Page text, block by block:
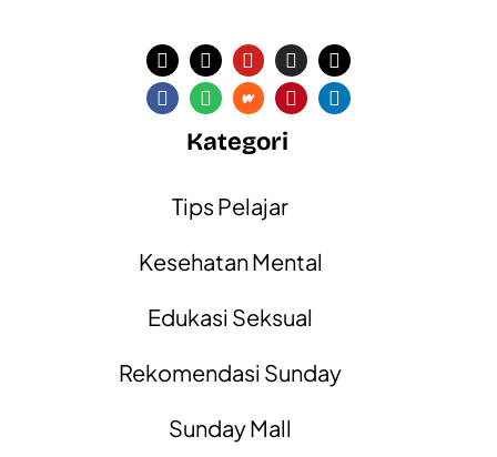
Kategori
Tips Pelajar
Kesehatan Mental
Edukasi Seksual
Rekomendasi Sunday
Sunday Mall